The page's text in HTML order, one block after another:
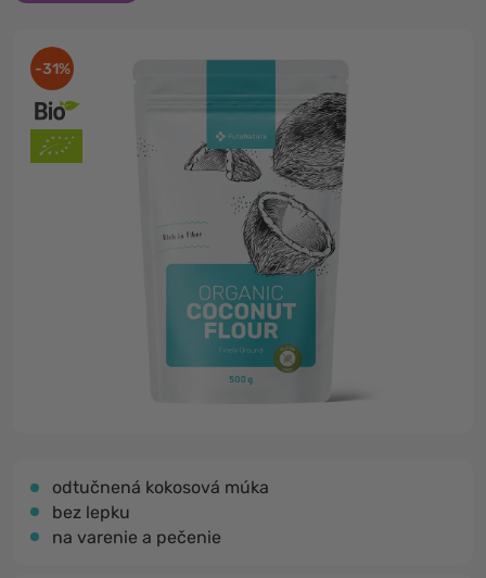
-31%
odtučnená kokosová múka
bez lepku
na varenie a pečenie